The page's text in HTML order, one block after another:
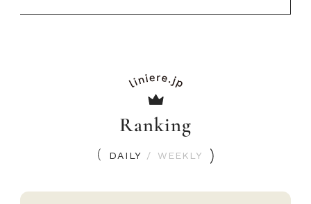
Ranking
DAILY / WEEKLY